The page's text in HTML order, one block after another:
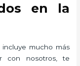
en la
incluye mucho más
con nosotros, te